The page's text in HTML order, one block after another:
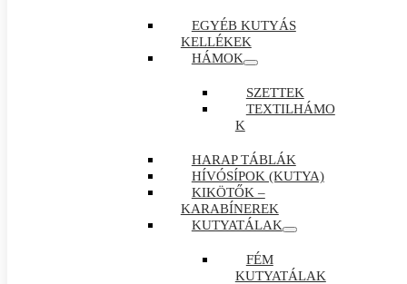
EGYÉB KUTYÁS
KELLÉKEK
HÁMOK
SZETTEK
TEXTILHÁMO
K
HARAP TÁBLÁK
HÍVÓSÍPOK (KUTYA)
KIKÖTŐK –
KARABÍNEREK
KUTYATÁLAK
FÉM
KUTYATÁLAK